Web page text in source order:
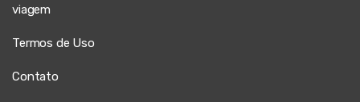
viagem
Termos de Uso
Contato